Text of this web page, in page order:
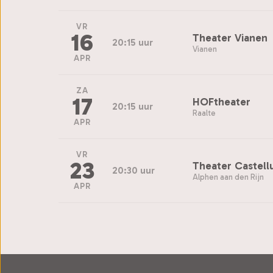
VR
16
APR
20:15 uur Theater Vianen
Vianen
ZA
17
APR
20:15 uur HOFtheater
Raalte
VR
23
APR
20:30 uur Theater
Alphen aan den Rijn